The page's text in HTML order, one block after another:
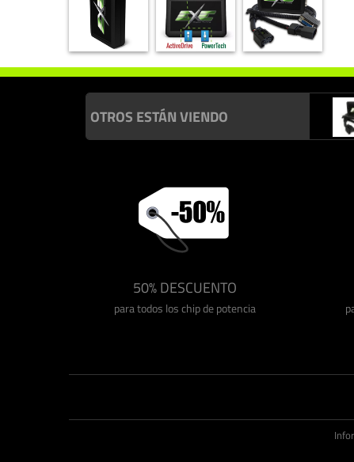
OTROS ESTÁN VIENDO
50% DESCUENTO
para todos los chip de potencia